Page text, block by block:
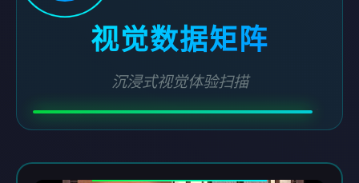
视觉数据矩阵
沉浸式视觉体验扫描